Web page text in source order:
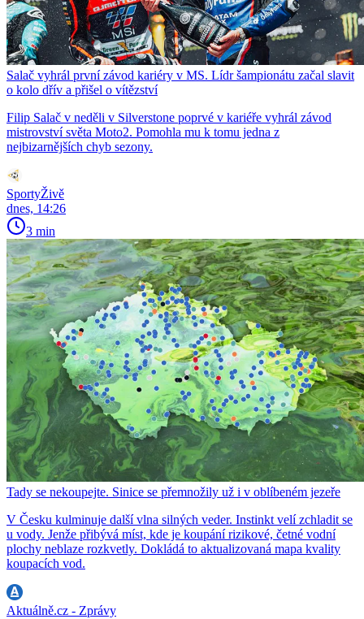
Salač vyhrál první závod kariéry v MS. Lídr šampionátu začal slavit
o kolo dřív a přišel o vítězství
Filip Salač v neděli v Silverstone poprvé v kariéře vyhrál závod
mistrovství světa Moto2. Pomohla mu k tomu jedna z
nejbizarnějších chyb sezony.
SportyŽivě
dnes, 14:26
3 min
Tady se nekoupejte. Sinice se přemnožily už i v oblíbeném jezeře
V Česku kulminuje další vlna silných veder. Instinkt velí zchladit se
u vody. Jenže přibývá míst, kde je koupání rizikové, četné vodní
plochy neblaze rozkvetly. Dokládá to aktualizovaná mapa kvality
koupacích vod.
Aktuálně.cz - Zprávy